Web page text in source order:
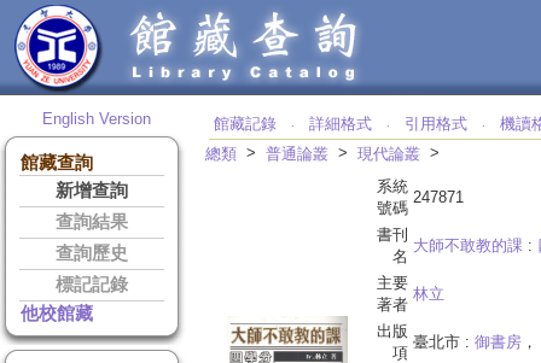
English Version
館藏查詢
新增查詢
查詢結果
查詢歷史
標記記錄
他校館藏
館藏記錄 ‧ 詳細格式 ‧ 引用格式 ‧
機讀
總類 > 普通論叢 > 現代論叢 >
系統
號碼
247871
書刊
名
大師不敢教的課 :
主要
著者
林立
出版
項
臺北市 : 御書房